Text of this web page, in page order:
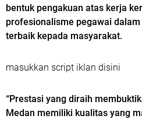
bentuk pengakuan atas kerja
profesionalisme pegawai
terbaik kepada masyarakat.
masukkan script iklan disini
“Prestasi yang diraih
Medan memiliki kualitas yang